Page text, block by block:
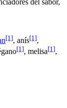
[1], anís[1],
[1], melisa[1],